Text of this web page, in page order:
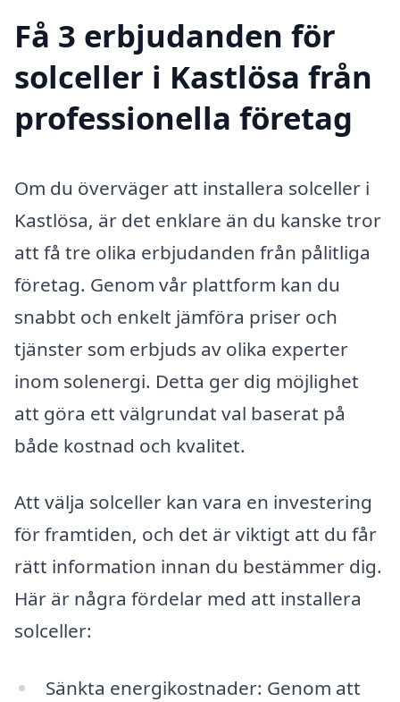
Få 3 erbjudanden för
solceller i Kastlösa från
professionella företag
Om du överväger att installera solceller i
Kastlösa, är det enklare än du kanske tror
att få tre olika erbjudanden från pålitliga
företag. Genom vår plattform kan du
snabbt och enkelt jämföra priser och
tjänster som erbjuds av olika experter
inom solenergi. Detta ger dig möjlighet
att göra ett välgrundat val baserat på
både kostnad och kvalitet.
Att välja solceller kan vara en investering
för framtiden, och det är viktigt att du får
rätt information innan du bestämmer dig.
Här är några fördelar med att installera
solceller:
Sänkta energikostnader: Genom att